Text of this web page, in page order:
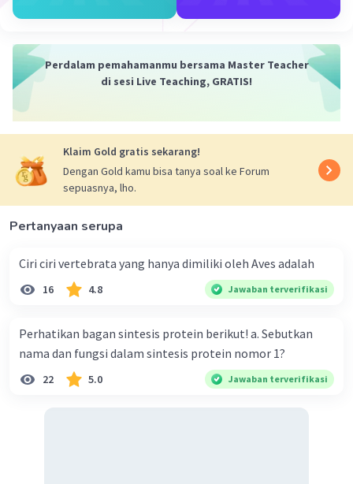
gelombang biru (sekitar 430-450 nm) dan merah
memungkinkan penyerapan energi pada panjang
malah dipantulkan. Itulah sebabnya tumbuhan
tampak hijau bagi mata manusia.
Penyerapan cahaya pada panjang gelombang
merah dan biru oleh klorofil penting untuk
proses fotosintesis, dimana energi cahaya
air menjadi glukosa dan oksigen.
Beri Rating Balas
Perdalam pemahamanmu bersama Master Teacher
di sesi Live Teaching, GRATIS!
Klaim Gold gratis sekarang!
Dengan Gold kamu bisa tanya soal ke Forum
sepuasnya, lho.
Pertanyaan serupa
Ciri ciri vertebrata yang hanya dimiliki oleh Aves adalah
16 4.8 Jawaban terverifikasi
Perhatikan bagan sintesis protein berikut! a. Sebutkan
nama dan fungsi dalam sintesis protein nomor 1?
22 5.0 Jawaban terverifikasi